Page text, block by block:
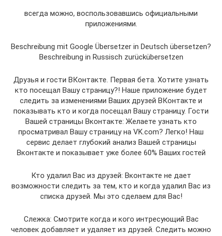
всегда можно, воспользовавшись официальными
приложениями.
Beschreibung mit Google Übersetzer in Deutsch übersetzen?
Beschreibung in Russisch zurückübersetzen
Друзья и гости ВКонтакте. Первая бета. Хотите узнать
кто посещал Вашу страницу?! Наше приложение будет
следить за изменениями Ваших друзей ВКонтакте и
показывать кто и когда посещал Вашу страницу. Гости
Вашей страницы Вконтакте: Желаете узнать кто
просматривал Вашу страницу на VK.com? Легко! Наш
сервис делает глубокий анализ Вашей страницы
Вконтакте и показывает уже более 60% Ваших гостей
Кто удалил Вас из друзей: Вконтакте не дает
возможности следить за тем, кто и когда удалил Вас из
списка друзей. Мы это сделаем для Вас!
Слежка: Смотрите когда и кого интресующий Вас
человек добавляет и удаляет из друзей. Следить можно